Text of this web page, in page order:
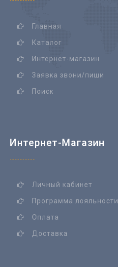
Главная
Каталог
Интернет-магазин
Заявка звони/пиши
Поиск
Интернет-Магазин
Личный кабинет
Программа лояльности
Оплата
Доставка